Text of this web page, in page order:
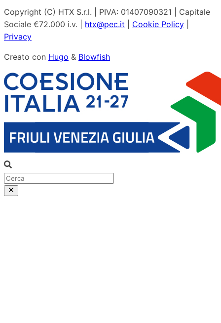
Copyright (C) HTX S.r.l. | PIVA: 01407090321 | Capitale
Sociale €72.000 i.v. | htx@pec.it Cookie Policy
Privacy
Creato con Hugo & Blowfish